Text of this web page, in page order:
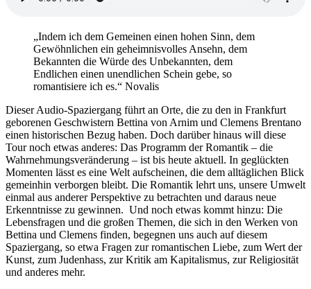
„Indem ich dem Gemeinen einen hohen Sinn, dem
Gewöhnlichen ein geheimnisvolles Ansehn, dem
Bekannten die Würde des Unbekannten, dem
Endlichen einen unendlichen Schein gebe, so
romantisiere ich es.“ Novalis
Dieser Audio-Spaziergang führt an Orte, die zu den in Frankfurt
geborenen Geschwistern Bettina von Arnim und Clemens Brentano
einen historischen Bezug haben. Doch darüber hinaus will diese
Tour noch etwas anderes: Das Programm der Romantik – die
Wahrnehmungsveränderung – ist bis heute aktuell. In geglückten
Momenten lässt es eine Welt aufscheinen, die dem alltäglichen Blick
gemeinhin verborgen bleibt. Die Romantik lehrt uns, unsere Umwelt
einmal aus anderer Perspektive zu betrachten und daraus neue
Erkenntnisse zu gewinnen. Und noch etwas kommt hinzu: Die
Lebensfragen und die großen Themen, die sich in den Werken von
Bettina und Clemens finden, begegnen uns auch auf diesem
Spaziergang, so etwa Fragen zur romantischen Liebe, zum Wert der
Kunst, zum Judenhass, zur Kritik am Kapitalismus, zur Religiosität
und anderes mehr.